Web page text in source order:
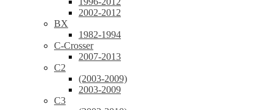
2002-2012
BX
1982-1994
C-Crosser
2007-2013
C2
(2003-2009)
2003-2009
C3